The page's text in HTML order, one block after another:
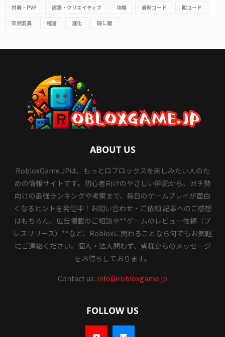
対戦・PVP 建築・クリエイティブ 攻略 最新コード 棚コード
突然変異 経営 進化 隠し鍵
ABOUT US
RobloxGame.JPは、もっとロブロックスを楽しみたい人のた
めの情報サイトです。初心者向けのやさしい解説から、ガチ勢
向けの最強ランキングや考察まで、毎日のゲームプレイが面白
くなるヒントを発信中！お問い合わせ・ご依頼 記事へのご感想
はもちろん、広告掲載のご相談や**ゲームのレビュー依頼（プ
レスリリース）**など、Robloxに関わることなら何でもお気軽
にご連絡ください。個人・法人問わず、皆様からのメッセージ
をお待ちしております。
Contact us: info@robloxgame.jp
FOLLOW US